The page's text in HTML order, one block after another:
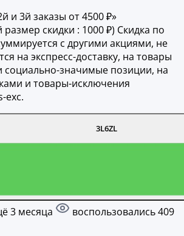
и 3й заказы от 4500 ₽»
скидки : 1000 ₽) Скидка по
с другими акциями, не
на экспресс-доставку, на товары
социально-значимые позиции, на
и товары-исключения
exc.
3L6ZL
3 месяца
воспользовались 409